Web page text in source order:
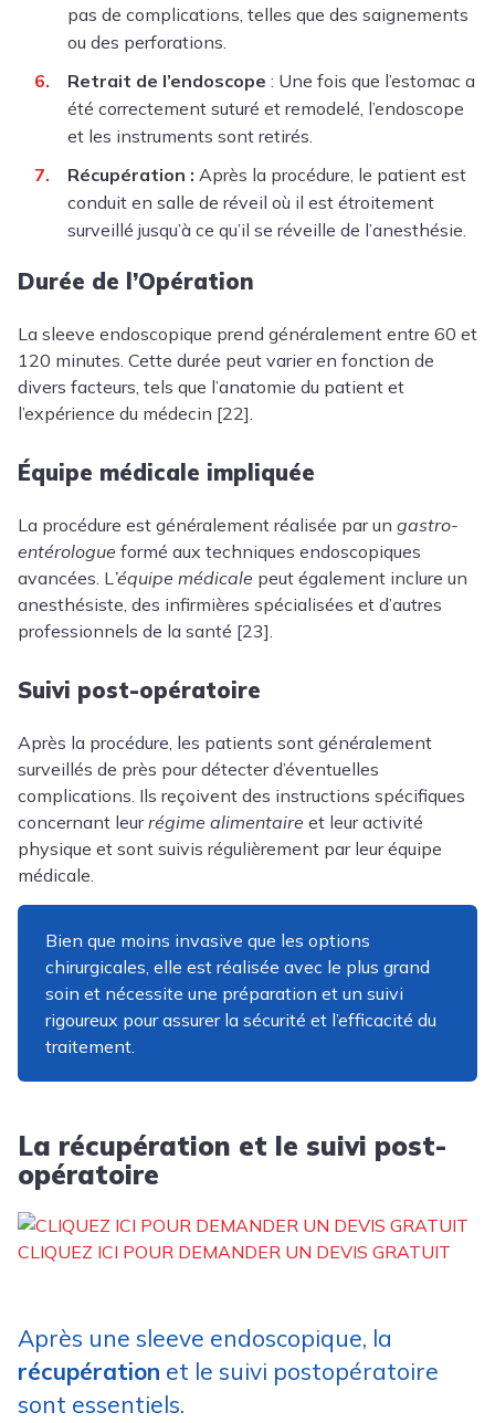
pas de complications, telles que des saignements
ou des perforations.
Retrait de l’endoscope : Une fois que l’estomac a
été correctement suturé et remodelé, l’endoscope
et les instruments sont retirés.
Récupération : Après la procédure, le patient est
conduit en salle de réveil où il est étroitement
surveillé jusqu’à ce qu’il se réveille de l’anesthésie.
Durée de l’Opération
La sleeve endoscopique prend généralement entre 60 et
120 minutes. Cette durée peut varier en fonction de
divers facteurs, tels que l’anatomie du patient et
l’expérience du médecin [22].
Équipe médicale impliquée
La procédure est généralement réalisée par un gastro-
entérologue formé aux techniques endoscopiques
avancées. L ’équipe médicale peut également inclure un
anesthésiste, des infirmières spécialisées et d’autres
professionnels de la santé [23].
Suivi post-opératoire
Après la procédure, les patients sont généralement
surveillés de près pour détecter d’éventuelles
complications. Ils reçoivent des instructions spécifiques
concernant leurrégime alimentaire et leur activité
physique et sont suivis régulièrement par leur équipe
médicale.
Bien que moins invasive que les options
chirurgicales, elle est réalisée avec le plus grand
soin et nécessite une préparation et un suivi
rigoureux pour assurer la sécurité et l’efficacité du
traitement.
La récupération et le suivi post-
opératoire
CLIQUEZ ICI POUR DEMANDER UN DEVIS GRATUIT
Après une sleeve endoscopique, la
récupération et le suivi postopératoire
sont essentiels.